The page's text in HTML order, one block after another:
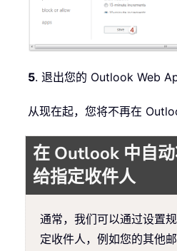
5. 退出您的 Outlook Web
从现在起，您将不再在
在 Outlook 中自
给指定收件人
通常，我们可以通过设置
定收件人，例如您的其他